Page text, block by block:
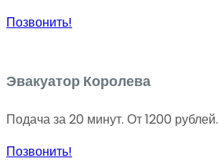
Позвонить!
Эвакуатор Королева
Подача за 20 минут. От 1200 рублей.
Позвонить!